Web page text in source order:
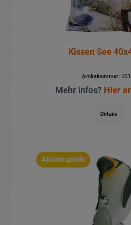
Kissen See
Artikelnummer:
Mehr Infos? Hier
Details
Aktionspreis